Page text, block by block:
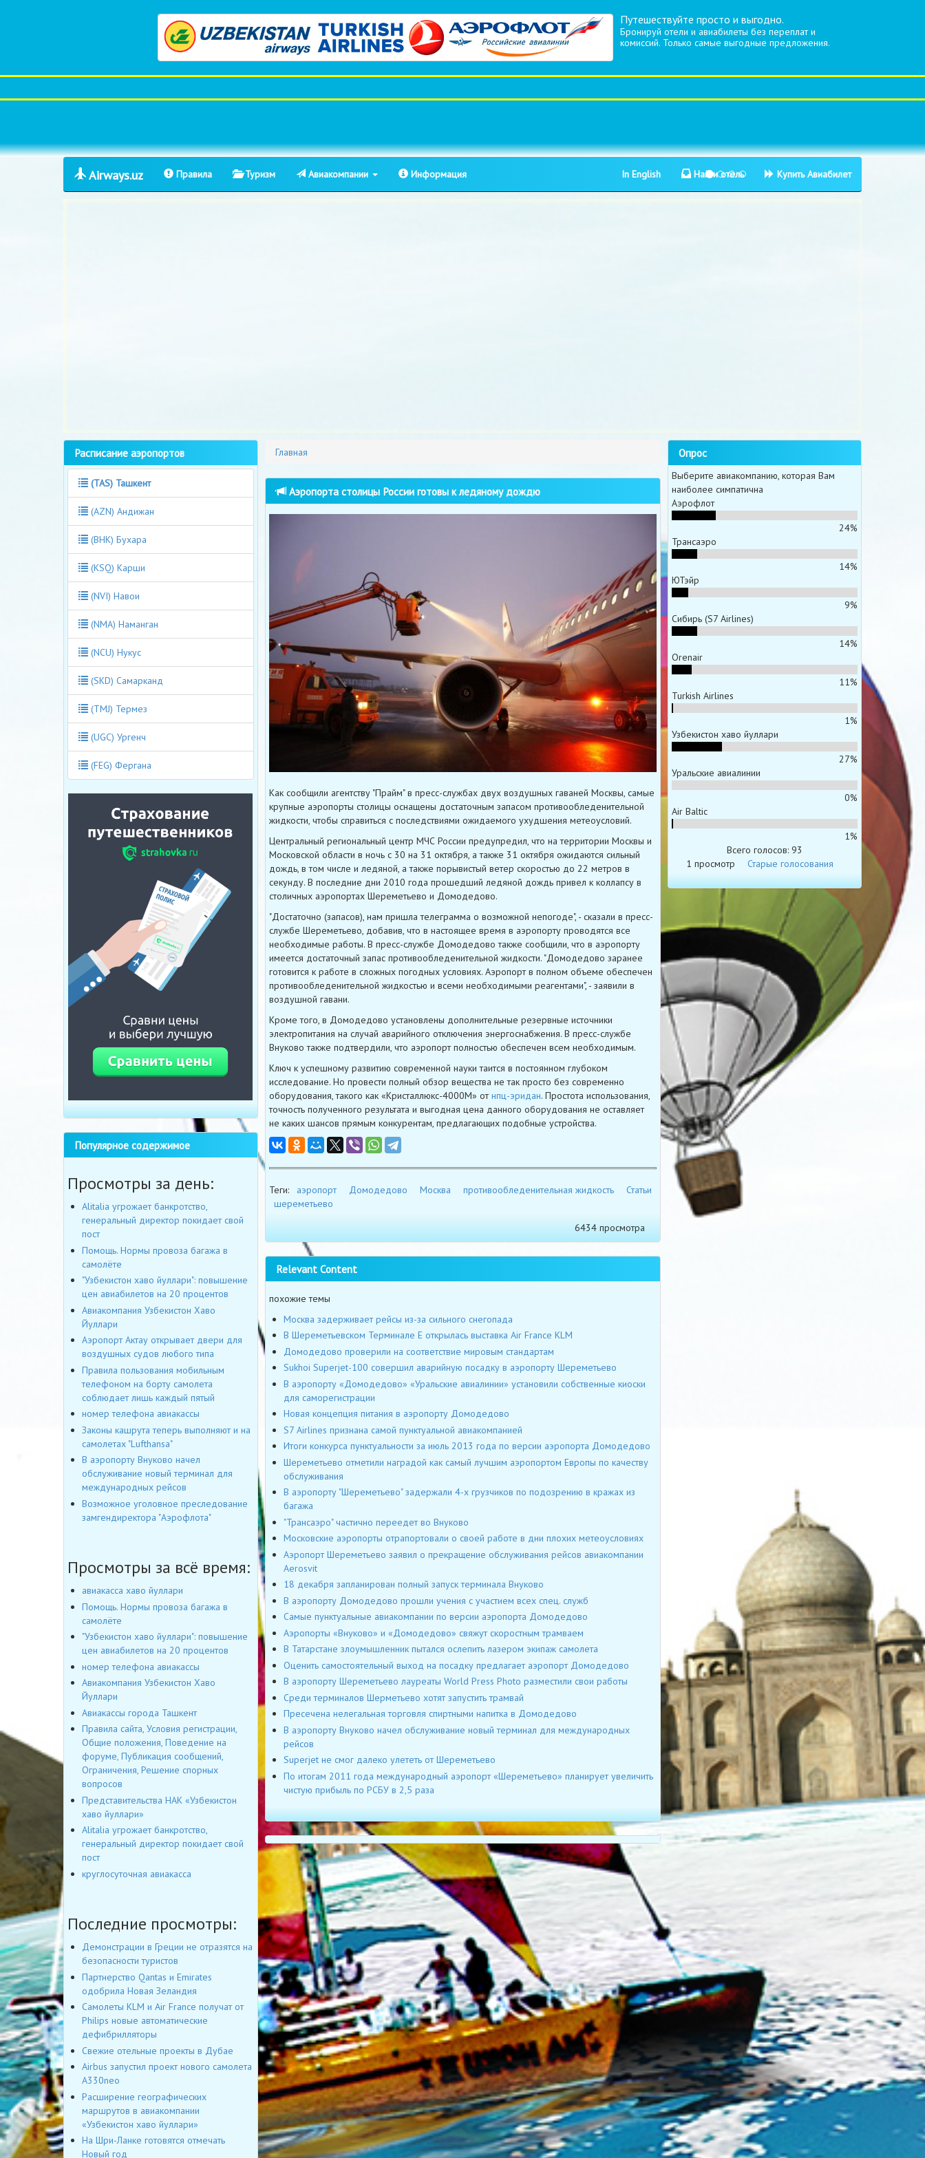
Путешествуйте просто и выгодно.
Бронируй отели и авиабилеты без переплат и
комиссий. Только самые выгодные предложения.
Airways.uz Правила Туризм Авиакомпании Информация In English Найти отель Купить Авиабилет
Главная
Аэропорта столицы России готовы к ледяному дождю
Как сообщили агентству "Прайм" в пресс-службах двух воздушных гаваней Москвы, самые
крупные аэропорты столицы оснащены достаточным запасом противообледенительной
жидкости, чтобы справиться с последствиями ожидаемого ухудшения метеоусловий.
Центральный региональный центр МЧС России предупредил, что на территории Москвы и
Московской области в ночь с 30 на 31 октября, а также 31 октября ожидаются сильный
дождь, в том числе и ледяной, а также порывистый ветер скоростью до 22 метров в
секунду. В последние дни 2010 года прошедший ледяной дождь привел к коллапсу в
столичных аэропортах Шереметьево и Домодедово.
"Достаточно (запасов), нам пришла телеграмма о возможной непогоде", - сказали в пресс-
службе Шереметьево, добавив, что в настоящее время в аэропорту проводятся все
необходимые работы. В пресс-службе Домодедово также сообщили, что в аэропорту
имеется достаточный запас противообледенительной жидкости. "Домодедово заранее
готовится к работе в сложных погодных условиях. Аэропорт в полном объеме обеспечен
противообледенительной жидкостью и всеми необходимыми реагентами", - заявили в
воздушной гавани.
Кроме того, в Домодедово установлены дополнительные резервные источники
электропитания на случай аварийного отключения энергоснабжения. В пресс-службе
Внуково также подтвердили, что аэропорт полностью обеспечен всем необходимым.
Ключ к успешному развитию современной науки таится в постоянном глубоком
исследование. Но провести полный обзор вещества не так просто без современно
оборудования, такого как «Кристаллюкс-4000М» отнпц-эридан. Простота использования,
точность полученного результата и выгодная цена данного оборудования не оставляет
не каких шансов прямым конкурентам, предлагающих подобные устройства.
Теги: аэропорт Домодедово Москва противообледенительная жидкость
Статьи
шереметьево
6434 просмотра
Relevant Content
похожие темы
Москва задерживает рейсы из-за сильного снегопада
В Шереметьевском Терминале Е открылась выставка Air France KLM
Домодедово проверили на соответствие мировым стандартам
Sukhoi Superjet-100 совершил аварийную посадку в аэропорту Шереметьево
В аэропорту «Домодедово» «Уральские авиалинии» установили собственные киоски
для саморегистрации
Новая концепция питания в аэропорту Домодедово
S7 Airlines признана самой пунктуальной авиакомпанией
Итоги конкурса пунктуальности за июль 2013 года по версии аэропорта Домодедово
Шереметьево отметили наградой как самый лучшим аэропортом Европы по качеству
обслуживания
В аэропорту "Шереметьево" задержали 4-х грузчиков по подозрению в кражах из
багажа
"Трансаэро" частично переедет во Внуково
Московские аэропорты отрапортовали о своей работе в дни плохих метеоусловиях
Аэропорт Шереметьево заявил о прекращение обслуживания рейсов авиакомпании
Aerosvit
18 декабря запланирован полный запуск терминала Внуково
В аэропорту Домодедово прошли учения с участием всех спец. служб
Самые пунктуальные авиакомпании по версии аэропорта Домодедово
Аэропорты «Внуково» и «Домодедово» свяжут скоростным трамваем
В Татарстане злоумышленник пытался ослепить лазером экипаж самолета
Оценить самостоятельный выход на посадку предлагает аэропорт Домодедово
В аэропорту Шереметьево лауреаты World Press Photo разместили свои работы
Среди терминалов Шерметьево хотят запустить трамвай
Пресечена нелегальная торговля спиртными напитка в Домодедово
В аэропорту Внуково начел обслуживание новый терминал для международных
рейсов
Superjet не смог далеко улететь от Шереметьево
По итогам 2011 года международный аэропорт «Шереметьево» планирует увеличить
чистую прибыль по РСБУ в 2,5 раза
Расписание аэропортов
(TAS) Ташкент
(AZN) Андижан
(BHK) Бухара
(KSQ) Карши
(NVI) Навои
(NMA) Наманган
(NCU) Нукус
(SKD) Самарканд
(TMJ) Термез
(UGC) Ургенч
(FEG) Фергана
Популярное содержимое
Просмотры за день:
Alitalia угрожает банкротство,
генеральный директор покидает свой
пост
Помощь. Нормы провоза багажа в
самолёте
"Узбекистон хаво йуллари": повышение
цен авиабилетов на 20 процентов
Авиакомпания Узбекистон Хаво
Йуллари
Аэропорт Актау открывает двери для
воздушных судов любого типа
Правила пользования мобильным
телефоном на борту самолета
соблюдает лишь каждый пятый
номер телефона авиакассы
Законы кашрута теперь выполняют и на
самолетах "Lufthansa"
В аэропорту Внуково начел
обслуживание новый терминал для
международных рейсов
Возможное уголовное преследование
замгендиректора "Аэрофлота"
Просмотры за всё время:
авиакасса хаво йуллари
Помощь. Нормы провоза багажа в
самолёте
"Узбекистон хаво йуллари": повышение
цен авиабилетов на 20 процентов
номер телефона авиакассы
Авиакомпания Узбекистон Хаво
Йуллари
Авиакассы города Ташкент
Правила сайта, Условия регистрации,
Общие положения, Поведение на
форуме, Публикация сообщений,
Ограничения, Решение спорных
вопросов
Представительства НАК «Узбекистон
хаво йуллари»
Alitalia угрожает банкротство,
генеральный директор покидает свой
пост
круглосуточная авиакасса
Последние просмотры:
Демонстрации в Греции не отразятся на
безопасности туристов
Партнерство Qantas и Emirates
одобрила Новая Зеландия
Самолеты KLM и Air France получат от
Philips новые автоматические
дефибрилляторы
Свежие отельные проекты в Дубае
Airbus запустил проект нового самолета
A330neo
Расширение географических
маршрутов в авиакомпании
«Узбекистон хаво йуллари»
На Шри-Ланке готовятся отмечать
Новый год
Опрос
Выберите авиакомпанию, которая Вам
наиболее симпатична
Аэрофлот
24%
Трансаэро
14%
ЮТэйр
9%
Сибирь (S7 Airlines)
14%
Orenair
11%
Turkish Airlines
1%
Узбекистон хаво йуллари
27%
Уральские авиалинии
0%
Air Baltic
1%
Всего голосов: 93
1 просмотр
Старые голосования